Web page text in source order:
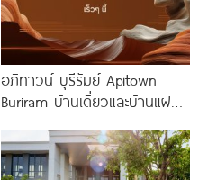
อภิทาวน์ บุรีรัมย์ Apitown
Buriram บ้านเดี่ยวและบ้านแฝดซี
นางรอง พร้อม Fitness 24